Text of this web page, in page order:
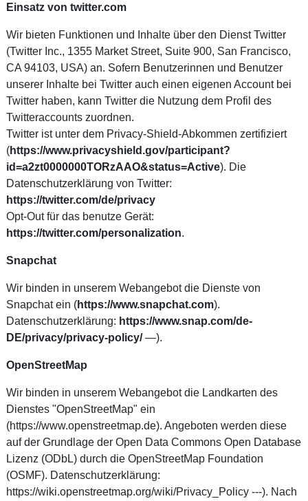
Einsatz von twitter.com
Wir bieten Funktionen und Inhalte über den Dienst Twitter
(Twitter Inc., 1355 Market Street, Suite 900, San Francisco,
CA 94103, USA) an. Sofern Benutzerinnen und Benutzer
unserer Inhalte bei Twitter auch einen eigenen Account bei
Twitter haben, kann Twitter die Nutzung dem Profil des
Twitteraccounts zuordnen.
Twitter ist unter dem Privacy-Shield-Abkommen zertifiziert
(https://www.privacyshield.gov/participant?
id=a2zt0000000TORzAAO&status=Active). Die
Datenschutzerklärung von Twitter:
https://twitter.com/de/privacy
Opt-Out für das benutze Gerät:
https://twitter.com/personalization.
Snapchat
Wir binden in unserem Webangebot die Dienste von
Snapchat ein (https://www.snapchat.com).
Datenschutzerklärung: https://www.snap.com/de-
DE/privacy/privacy-policy/—).
OpenStreetMap
Wir binden in unserem Webangebot die Landkarten des
Dienstes "OpenStreetMap" ein
(https://www.openstreetmap.de). Angeboten werden diese
auf der Grundlage der Open Data Commons Open Database
Lizenz (ODbL) durch die OpenStreetMap Foundation
(OSMF). Datenschutzerklärung:
https://wiki.openstreetmap.org/wiki/Privacy_Policy ---). Nach